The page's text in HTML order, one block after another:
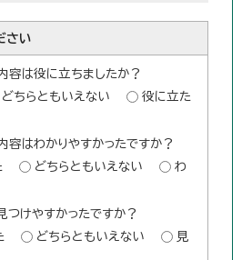
さい
容は役に立ちましたか？
どちらともいえない
役に立た
容はわかりやすかったですか？
どちらともいえない
わ
つけやすかったですか？
どちらともいえない
見